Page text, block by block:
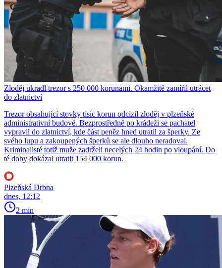
Zloděj ukradl trezor s 250 000 korunami. Okamžitě zamířil utrácet
do zlatnictví
Trezor obsahující stovky tisíc korun odcizil zloděj v plzeňské
administrativní budově. Bezprostředně po krádeži se pachatel
vypravil do zlatnictví, kde část peněz hned utratil za šperky. Ze
svého lupu a zakoupených šperků se ale dlouho neradoval.
Kriminalisté totiž muže zadrželi necelých 24 hodin po vloupání. Do
té doby dokázal utratit 154 000 korun.
Plzeňská Drbna
dnes, 12:12
2 min